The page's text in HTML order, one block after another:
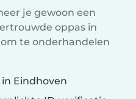
je gewoon een
oppas in
te onderhandelen
in Eindhoven